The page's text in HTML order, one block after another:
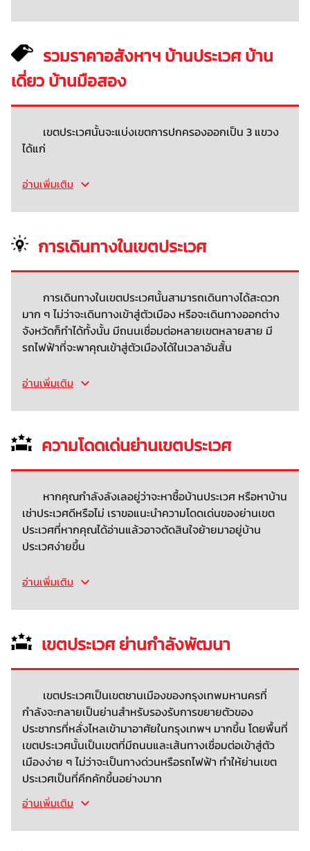
รวมราคาอสังหาฯ บ้านประเวศ บ้าน
เดี่ยว บ้านมือสอง
เขตประเวศนั้นจะแบ่งเขตการปกครองออกเป็น 3 แขวง
ได้แก่
อ่านเพิ่มเติม
การเดินทางในเขตประเวศ
การเดินทางในเขตประเวศนั้นสามารถเดินทางได้สะดวก
มาก ๆ ไม่ว่าจะเดินทางเข้าสู่ตัวเมือง หรือจะเดินทางออกต่าง
จังหวัดก็ทำได้ทั้งนั้น มีถนนเชื่อมต่อหลายเขตหลายสาย มี
รถไฟฟ้าที่จะพาคุณเข้าสู่ตัวเมืองได้ในเวลาอันสั้น
อ่านเพิ่มเติม
ความโดดเด่นย่านเขตประเวศ
หากคุณกำลังลังเลอยู่ว่าจะหาซื้อบ้านประเวศ หรือหาบ้าน
เช่าประเวศดีหรือไม่ เราขอแนะนำความโดดเด่นของย่านเขต
ประเวศที่หากคุณได้อ่านแล้วอาจตัดสินใจย้ายมาอยู่บ้าน
ประเวศง่ายขึ้น
อ่านเพิ่มเติม
เขตประเวศ ย่านกำลังพัฒนา
เขตประเวศเป็นเขตชานเมืองของกรุงเทพมหานครที่
กำลังจะกลายเป็นย่านสำหรับรองรับการขยายตัวของ
ประชากรที่หลั่งไหลเข้ามาอาศัยในกรุงเทพฯ มากขึ้น โดยพื้นที่
เขตประเวศนั้นเป็นเขตที่มีถนนและเส้นทางเชื่อมต่อเข้าสู่ตัว
เมืองง่าย ๆ ไม่ว่าจะเป็นทางด่วนหรือรถไฟฟ้า ทำให้ย่านเขต
ประเวศเป็นที่คึกคักขึ้นอย่างมาก
อ่านเพิ่มเติม